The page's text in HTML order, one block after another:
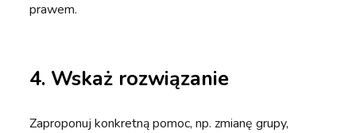
prawem.
4. Wskaż rozwiązanie
Zaproponuj konkretną pomoc, np. zmianę grupy,